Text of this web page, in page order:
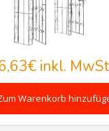
inkl. MwSt
Warenkorb